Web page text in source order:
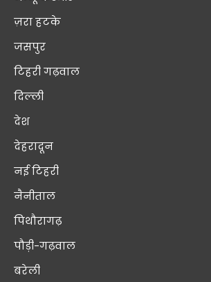
ज़रा हटके
जसपुर
टिहरी गढ़वाल
दिल्ली
देश
देहरादून
नई टिहरी
नैनीताल
पिथौरागढ़
पौड़ी-गढ़वाल
बरेली